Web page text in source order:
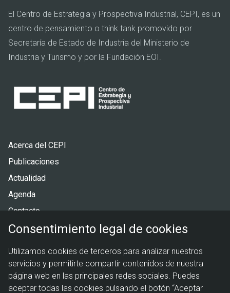
El Centro de Estrategia y Prospectiva Industrial, CEPI, es un
centro de pensamiento o think tank promovido por
Secretaría de Estado de Industria del Ministerio de
Industria y Turismo y por la Fundación EOI.
Pie
de
Acerca del CEPI
Publicaciones
Actualidad
Agenda
Contacto
legal
Política de cookies
Aviso legal
Consentimiento legal de cookies
Utilizamos cookies de terceros para analizar nuestros
servicios y permitirte compartir contenidos de nuestra
página web en las principales redes sociales. Puedes
aceptar todas las cookies pulsando el botón “Aceptar